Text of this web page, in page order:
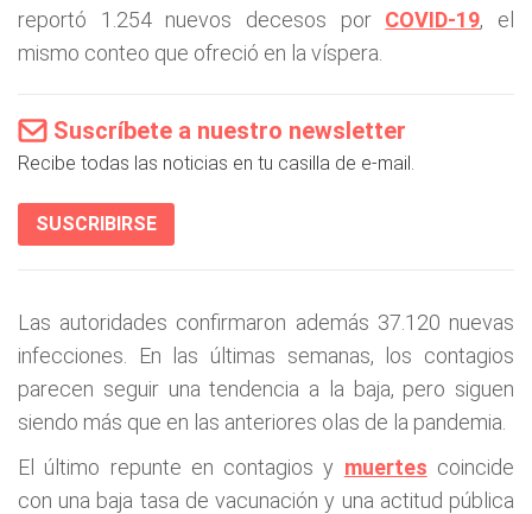
reportó 1.254 nuevos decesos por COVID-19, el
mismo conteo que ofreció en la víspera.
Suscríbete a nuestro newsletter
Recibe todas las noticias en tu casilla de e-mail.
SUSCRIBIRSE
Las autoridades confirmaron además 37.120 nuevas
infecciones. En las últimas semanas, los contagios
parecen seguir una tendencia a la baja, pero siguen
siendo más que en las anteriores olas de la pandemia.
El último repunte en contagios y muertes coincide
con una baja tasa de vacunación y una actitud pública